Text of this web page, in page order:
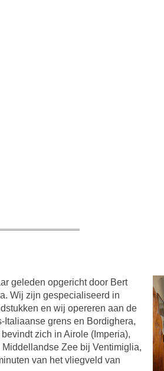
geleden opgericht door Bert
Wij zijn gespecialiseerd in
en wij opereren aan de
Italiaanse grens en Bordighera,
zich in Airole (Imperia),
Zee bij Ventimiglia,
van het vliegveld van